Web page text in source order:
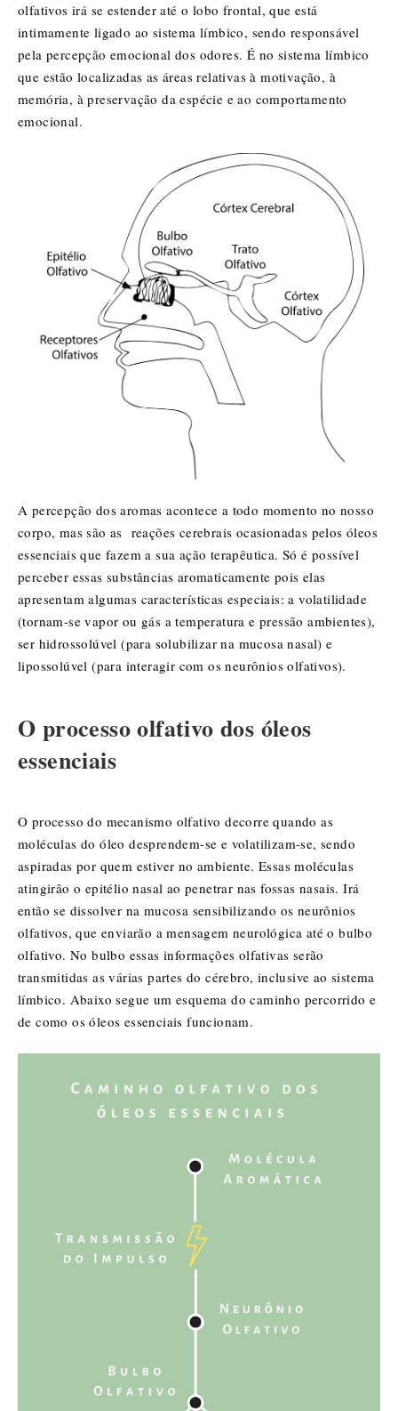
olfativos irá se estender até o lobo frontal, que está
intimamente ligado ao sistema límbico, sendo responsável
pela percepção emocional dos odores. É no sistema límbico
que estão localizadas as áreas relativas à motivação, à
memória, à preservação da espécie e ao comportamento
emocional.
A percepção dos aromas acontece a todo momento no nosso
corpo, mas são as reações cerebrais ocasionadas pelos óleos
essenciais que fazem a sua ação terapêutica. Só é possível
perceber essas substâncias aromaticamente pois elas
apresentam algumas características especiais: a volatilidade
(tornam-se vapor ou gás a temperatura e pressão ambientes),
ser hidrossolúvel (para solubilizar na mucosa nasal) e
lipossolúvel (para interagir com os neurônios olfativos).
O processo olfativo dos óleos
essenciais
O processo do mecanismo olfativo decorre quando as
moléculas do óleo desprendem-se e volatilizam-se, sendo
aspiradas por quem estiver no ambiente. Essas moléculas
atingirão o epitélio nasal ao penetrar nas fossas nasais. Irá
então se dissolver na mucosa sensibilizando os neurônios
olfativos, que enviarão a mensagem neurológica até o bulbo
olfativo. No bulbo essas informações olfativas serão
transmitidas as várias partes do cérebro, inclusive ao sistema
límbico. Abaixo segue um esquema do caminho percorrido e
de como os óleos essenciais funcionam.